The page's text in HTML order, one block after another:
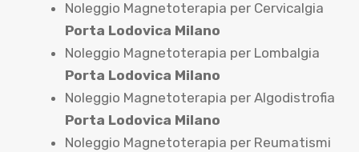
Noleggio Magnetoterapia per Cervicalgia
Porta Lodovica Milano
Noleggio Magnetoterapia per Lombalgia
Porta Lodovica Milano
Noleggio Magnetoterapia per Algodistrofia
Porta Lodovica Milano
Noleggio Magnetoterapia per Reumatismi